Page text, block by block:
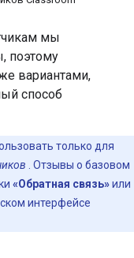
мы
поэтому
вариантами,
способ
только для
. Отзывы о базовом
«Обратная связь»или
интерфейсе